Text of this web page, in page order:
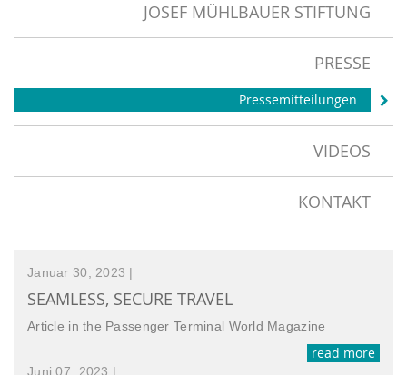
JOSEF MÜHLBAUER STIFTUNG
PRESSE
Pressemitteilungen
VIDEOS
KONTAKT
Januar 30, 2023 |
SEAMLESS, SECURE TRAVEL
Article in the Passenger Terminal World Magazine
read more
Juni 07, 2023 |